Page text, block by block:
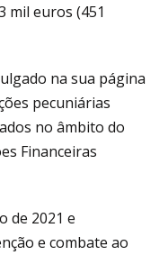
mil euros (451
na sua página
pecuniárias
no âmbito do
Financeiras
de 2021 e
e combate ao